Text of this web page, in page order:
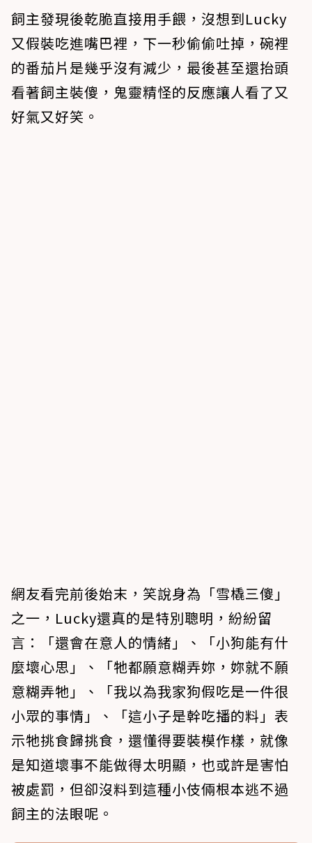
飼主發現後乾脆直接用手餵，沒想到Lucky
又假裝吃進嘴巴裡，下一秒偷偷吐掉，碗裡
的番茄片是幾乎沒有減少，最後甚至還抬頭
看著飼主裝傻，鬼靈精怪的反應讓人看了又
好氣又好笑。
網友看完前後始末，笑說身為「雪橇三傻」
之一，Lucky還真的是特別聰明，紛紛留
言：「還會在意人的情緒」、「小狗能有什
麼壞心思」、「牠都願意糊弄妳，妳就不願
意糊弄牠」、「我以為我家狗假吃是一件很
小眾的事情」、「這小子是幹吃播的料」表
示牠挑食歸挑食，還懂得要裝模作樣，就像
是知道壞事不能做得太明顯，也或許是害怕
被處罰，但卻沒料到這種小伎倆根本逃不過
飼主的法眼呢。